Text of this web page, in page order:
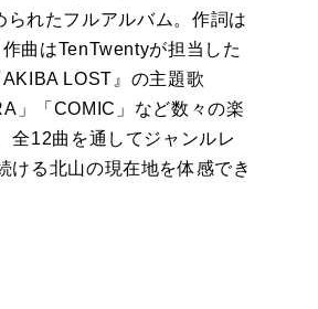
られたフルアルバム。作詞は
曲はTenTwentyが担当した
LOST』の主題歌
」「COMIC」など数々の楽
全12曲を通してジャンルレ
ける北山の現在地を体感でき